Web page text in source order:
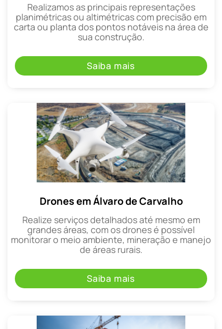
Realizamos as principais representações
planimétricas ou altimétricas com precisão em
carta ou planta dos pontos notáveis na área de
sua construção.
Saiba mais
Drones em Álvaro de Carvalho
Realize serviços detalhados até mesmo em
grandes áreas, com os drones é possível
monitorar o meio ambiente, mineração e manejo
de áreas rurais.
Saiba mais